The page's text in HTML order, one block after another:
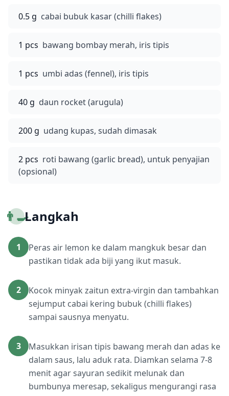
0.5 g cabai bubuk kasar (chilli flakes)
1 pcs bawang bombay merah, iris tipis
1 pcs umbi adas (fennel), iris tipis
40 g daun rocket (arugula)
200 g udang kupas, sudah dimasak
2 pcs roti bawang (garlic bread), untuk penyajian
(opsional)
👨‍🍳Langkah
1
Peras air lemon ke dalam mangkuk besar dan
pastikan tidak ada biji yang ikut masuk.
2
Kocok minyak zaitun extra-virgin dan tambahkan
sejumput cabai kering bubuk (chilli flakes)
sampai sausnya menyatu.
3
Masukkan irisan tipis bawang merah dan adas ke
dalam saus, lalu aduk rata. Diamkan selama 7-8
menit agar sayuran sedikit melunak dan
bumbunya meresap, sekaligus mengurangi rasa